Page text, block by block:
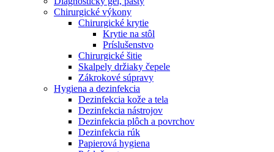
Chirurgické výkony
Chirurgické krytie
Krytie na stôl
Príslušenstvo
Chirurgické šitie
Skalpely držiaky čepele
Zákrokové súpravy
Hygiena a dezinfekcia
Dezinfekcia kože a tela
Dezinfekcia nástrojov
Dezinfekcia plôch a povrchov
Dezinfekcia rúk
Papierová hygiena